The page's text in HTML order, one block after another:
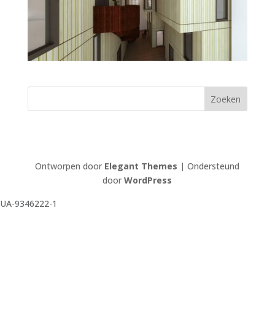
Ontworpen door Elegant Themes | Ondersteund
doorWordPress
UA-9346222-1